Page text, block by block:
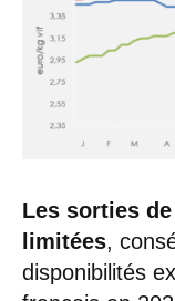
Les sorties
limitées,
disponibilités